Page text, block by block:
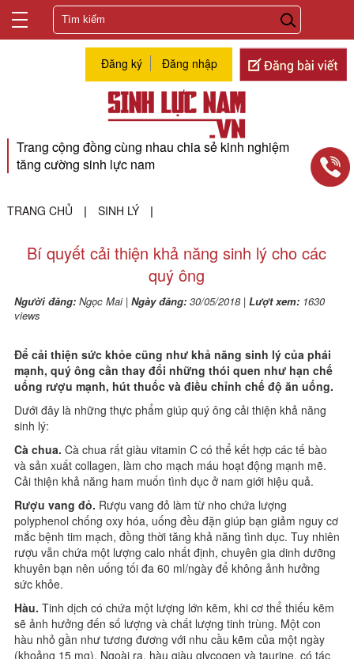
Đăng ký Đăng nhập
Trang cộng đồng cùng nhau chia sẻ kinh nghiệm
tăng cường sinh lực nam
TRANG CHỦ | SINH LÝ |
Bí quyết cải thiện khả năng sinh lý cho các
quý ông
Người đăng: Ngọc Mai| Ngày đăng: 30/05/2018| Lượt xem: 1630
views
Để cải thiện sức khỏe cũng như khả năng sinh lý của phái
mạnh, quý ông cần thay đổi những thói quen như hạn chế
uống rượu mạnh, hút thuốc và điều chỉnh chế độ ăn uống.
Dưới đây là những thực phẩm giúp quý ông cải thiện khả năng
sinh lý:
Cà chua. Cà chua rất giàu vitamin C có thể kết hợp các tế bào
và sản xuất collagen, làm cho mạch máu hoạt động mạnh mẽ.
Cải thiện khả năng ham muốn tình dục ở nam giới hiệu quả.
Rượu vang đỏ. Rượu vang đỏ làm từ nho chứa lượng
polyphenol chống oxy hóa, uống đều đặn giúp bạn giảm nguy cơ
mắc bệnh tim mạch, đồng thời tăng khả năng tình dục. Tuy nhiên
rượu vẫn chứa một lượng calo nhất định, chuyên gia dinh dưỡng
khuyên bạn nên uống tối đa 60 ml/ngày để không ảnh hưởng
sức khỏe.
Hàu. Tinh dịch có chứa một lượng lớn kẽm, khi cơ thể thiếu kẽm
sẽ ảnh hưởng đến số lượng và chất lượng tinh trùng. Một con
hàu nhỏ gần như tương đương với nhu cầu kẽm của một ngày
(khoảng 15 mg). Ngoài ra, hàu giàu glycogen và taurine, có tác